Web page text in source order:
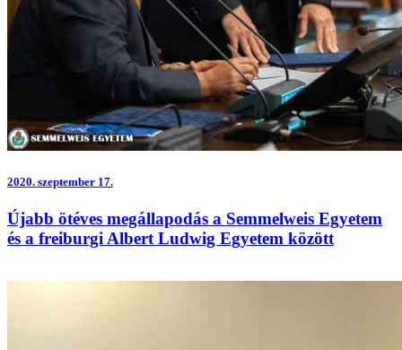
2020. szeptember 17.
Újabb ötéves megállapodás a Semmelweis Egyetem
és a freiburgi Albert Ludwig Egyetem között